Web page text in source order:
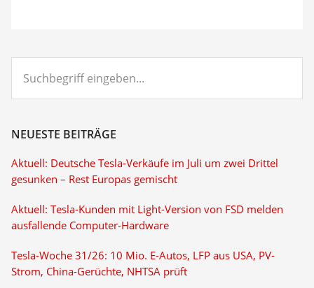
eingeben...
NEUESTE BEITRÄGE
Aktuell: Deutsche Tesla-Verkäufe im Juli um zwei Drittel
gesunken – Rest Europas gemischt
Aktuell: Tesla-Kunden mit Light-Version von FSD melden
ausfallende Computer-Hardware
Tesla-Woche 31/26: 10 Mio. E-Autos, LFP aus USA, PV-
Strom, China-Gerüchte, NHTSA prüft